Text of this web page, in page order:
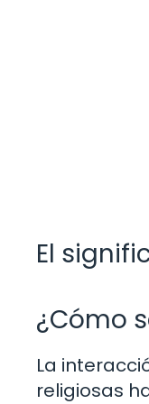
El
¿Cómo
La
religiosas